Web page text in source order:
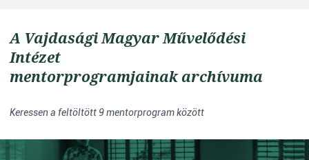
A Vajdasági Magyar Művelődési
Intézet
mentorprogramjainak archívuma
Keressen a feltöltött 9 mentorprogram között